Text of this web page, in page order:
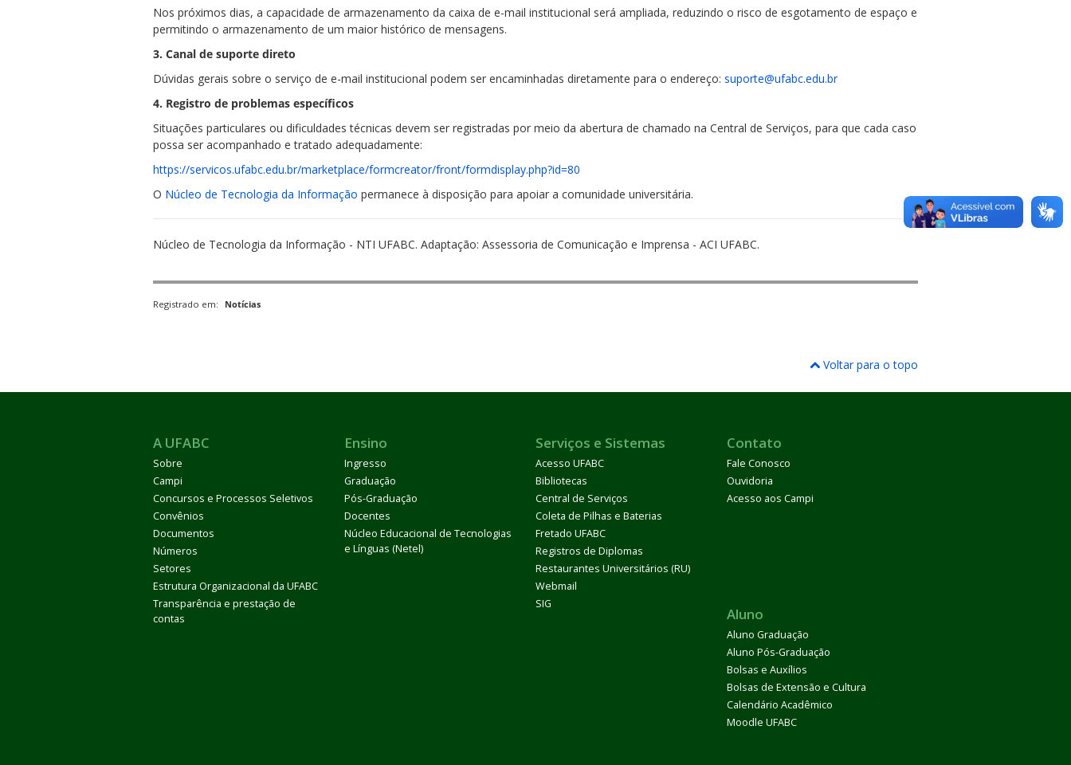
Nos próximos dias, a capacidade de armazenamento da caixa de e-mail institucional será ampliada, reduzindo o risco de esgotamento de espaço e
permitindo o armazenamento de um maior histórico de mensagens.
3. Canal de suporte direto
Dúvidas gerais sobre o serviço de e-mail institucional podem ser encaminhadas diretamente para o endereço: suporte@ufabc.edu.br
4. Registro de problemas específicos
Situações particulares ou dificuldades técnicas devem ser registradas por meio da abertura de chamado na Central de Serviços, para que cada caso
possa ser acompanhado e tratado adequadamente:
https://servicos.ufabc.edu.br/marketplace/formcreator/front/formdisplay.php?id=80
O Núcleo de Tecnologia da Informação permanece à disposição para apoiar a comunidade universitária.
Núcleo de Tecnologia da Informação - NTI UFABC. Adaptação: Assessoria de Comunicação e Imprensa - ACI UFABC.
Registrado em: Notícias
Voltar para o topo
A UFABC
Sobre
Campi
Concursos e Processos Seletivos
Convênios
Documentos
Números
Setores
Estrutura Organizacional da UFABC
Transparência e prestação de
contas
Ensino
Ingresso
Graduação
Pós-Graduação
Docentes
Núcleo Educacional de Tecnologias
e Línguas (Netel)
Serviços e Sistemas
Acesso UFABC
Bibliotecas
Central de Serviços
Coleta de Pilhas e Baterias
Fretado UFABC
Registros de Diplomas
Restaurantes Universitários (RU)
Webmail
SIG
Contato
Fale Conosco
Ouvidoria
Acesso aos Campi
Aluno
Aluno Graduação
Aluno Pós-Graduação
Bolsas e Auxílios
Bolsas de Extensão e Cultura
Calendário Acadêmico
Moodle UFABC